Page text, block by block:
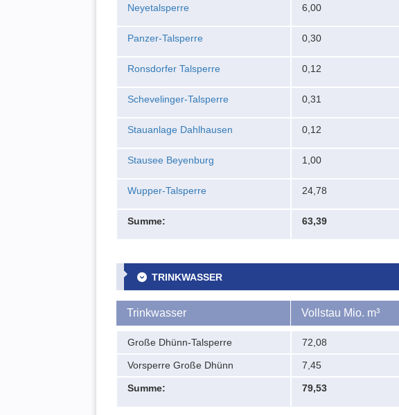
Neyetalsperre 6,00
Panzer-Talsperre 0,30
Ronsdorfer Talsperre 0,12
Schevelinger-Talsperre 0,31
Stauanlage Dahlhausen 0,12
Stausee Beyenburg 1,00
Wupper-Talsperre 24,78
Summe: 63,39
TRINKWASSER
Trinkwasser Vollstau Mio. m³
Große Dhünn-Talsperre 72,08
Vorsperre Große Dhünn 7,45
Summe: 79,53